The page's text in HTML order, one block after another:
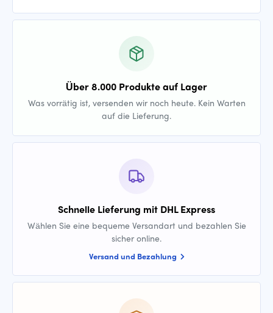
Über 8.000 Produkte auf Lager
Was vorrätig ist, versenden wir noch heute. Kein Warten
auf die Lieferung.
Schnelle Lieferung mit DHL Express
Wählen Sie eine bequeme Versandart und bezahlen Sie
sicher online.
Versand und Bezahlung